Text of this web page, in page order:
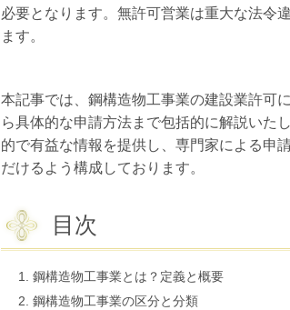
必要となります。無許可営業は重大な法令
ます。
本記事では、鋼構造物工事業の建設業許可
ら具体的な申請方法まで包括的に解説いた
的で有益な情報を提供し、専門家による申
だけるよう構成しております。
目次
鋼構造物工事業とは？定義と概要
鋼構造物工事業の区分と分類